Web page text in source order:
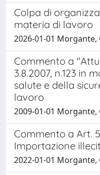
Colpa di
materia di lavoro
2026-01-01 Morgante,
Commento a
3.8.2007, n.123 in
salute e della
lavoro
2009-01-01 Morgante,
Commento a Art.
Importazione
2022-01-01 Morgante,